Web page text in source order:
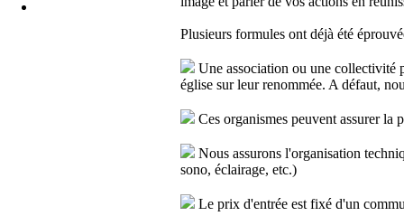
Plusieurs formules ont déjà été
Une association ou une collectivité
église sur leur renommée. A défaut,
Ces organismes peuvent assurer
Nous assurons l'organisation
sono, éclairage, etc.)
Le prix d'entrée est fixé d'un